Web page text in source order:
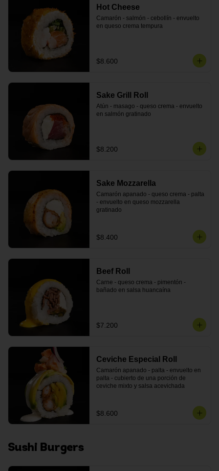
Hot Cheese
Camarón - salmón - cebollín - envuelto
en queso crema tempura
$8.600
Sake Grill Roll
Atún - masago - queso crema - envuelto
en salmón gratinado
$8.200
Sake Mozzarella
Camarón apanado - queso crema - palta
- envuelto en queso mozzarella
gratinado
$8.400
Beef Roll
Carne - queso crema - pimentón -
bañado en salsa huancaína
$7.200
Ceviche Especial Roll
Camarón apanado - palta - envuelto en
palta - cubierto de una porción de
ceviche mixto y salsa acevichada
$8.600
Sushi Burgers